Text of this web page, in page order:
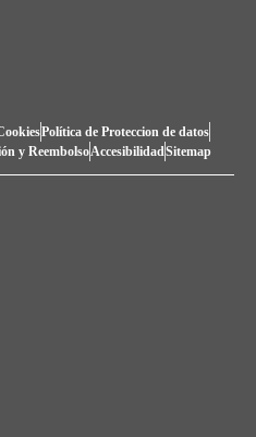
Política de Proteccion de datos
y ReembolsoAccesibilidadSitemap